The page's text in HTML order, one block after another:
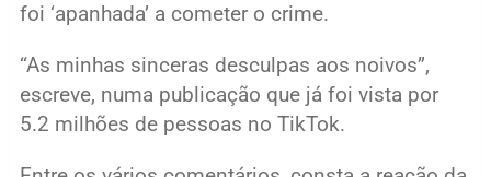
foi ‘apanhada’ a cometer o crime.
“As minhas sinceras desculpas aos noivos”,
escreve, numa publicação que já foi vista por
5.2 milhões de pessoas no TikTok.